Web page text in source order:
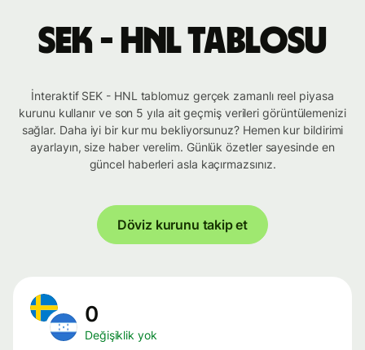
SEK - HNL tablosu
İnteraktif SEK - HNL tablomuz gerçek zamanlı reel piyasa
kurunu kullanır ve son 5 yıla ait geçmiş verileri görüntülemenizi
sağlar. Daha iyi bir kur mu bekliyorsunuz? Hemen kur bildirimi
ayarlayın, size haber verelim. Günlük özetler sayesinde en
güncel haberleri asla kaçırmazsınız.
Döviz kurunu takip et
0
Değişiklik yok